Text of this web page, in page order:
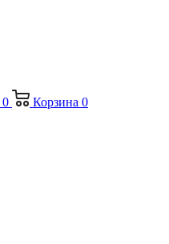
0 Корзина 0